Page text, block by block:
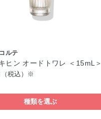
ルテ
ヒン オードトワレ ＜15mL＞
（税込）※
種類を選ぶ